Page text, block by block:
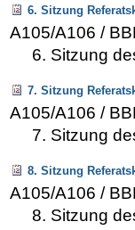
6. Sitzung
A105/A106 /
6. Sitzung
7. Sitzung
A105/A106 /
7. Sitzung
8. Sitzung
A105/A106 /
8. Sitzung